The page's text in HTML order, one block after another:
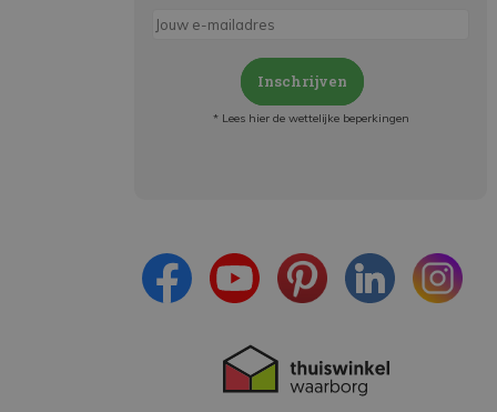
Inschrijven
* Lees hier de wettelijke beperkingen